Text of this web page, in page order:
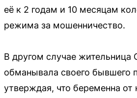
её к 2 годам и 10 месяцам
режима за мошенничество.
В другом случае жительница
обманывала своего бывшего
утверждая, что беременна от